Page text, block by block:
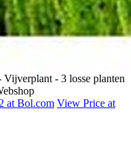
- 3 losse planten
at Bol.com View Price at